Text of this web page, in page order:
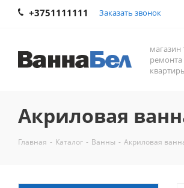
+3751111111 Заказать звонок
магазин
Акриловая
Главная - Каталог - Ванны - Акриловая